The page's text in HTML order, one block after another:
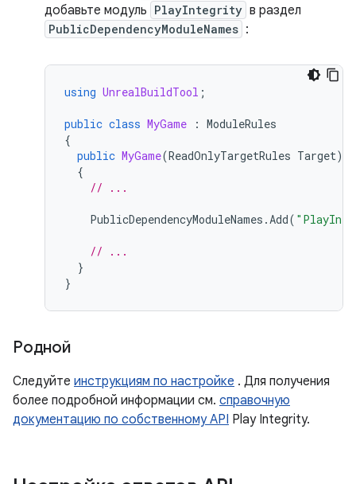
добавьте модуль PlayIntegrity в раздел
PublicDependencyModuleNames :
using UnrealBuildTool ;
public class MyGame : ModuleRules
{
public MyGame(ReadOnlyTargetRules Target)
{
// ...
PublicDependencyModuleNames .Add(
// ...
}
}
Родной
Следуйте инструкциям по настройке . Для получения
более подробной информации см. справочную
документацию по собственному API Play Integrity.